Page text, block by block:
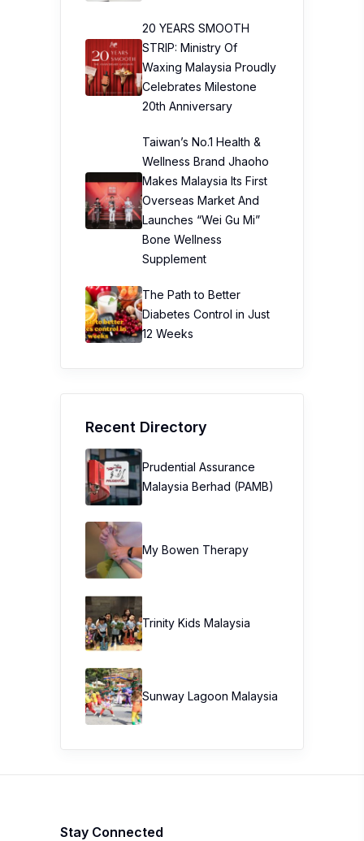
20 YEARS SMOOTH
STRIP: Ministry Of
Waxing Malaysia Proudly
Celebrates Milestone
20th Anniversary
Taiwan’s No.1 Health &
Wellness Brand Jhaoho
Makes Malaysia Its First
Overseas Market And
Launches “Wei Gu Mi”
Bone Wellness
Supplement
The Path to Better
Diabetes Control in Just
12 Weeks
Recent Directory
Prudential Assurance
Malaysia Berhad (PAMB)
My Bowen Therapy
Trinity Kids Malaysia ​
Sunway Lagoon Malaysia
Stay Connected